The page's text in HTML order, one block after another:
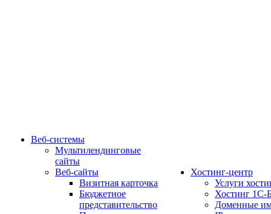
Веб-системы
Мультилендинговые
сайты
Веб-сайты
Визитная карточка
Бюджетное
представительство
Хостинг-центр
Услуги
Хостинг 1С-
Доменные